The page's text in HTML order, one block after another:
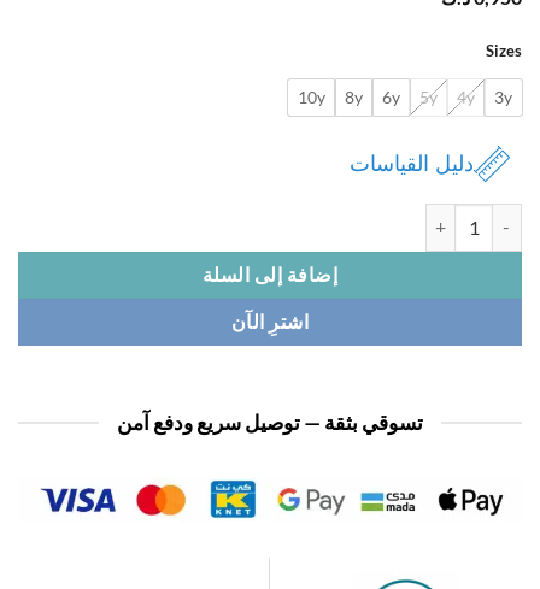
4y
5y
6y
8y
10y
دليل القياسات
إضافة إلى السلة
اشترِ الآن
تسوقي بثقة — توصيل سريع ودفع آمن